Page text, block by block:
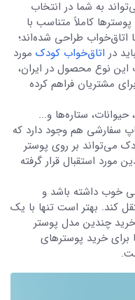
به شما در انتخاب
کاملاً متناسب با
طراحی شده‌اند؛
در اتاق‌خواب کودک مورد
این نوع محصول در ایران،
مشتریان فراهم کرده
ستاره‌ها و...
سفارشی هم وجود دارد که
می‌تواند بر روی پوستر
مورد استقبال قرار گرفته
خوب داشته باشد و
کند. بهتر است تنها با یک
خرید چندین مدل پوستر
برای خرید پوسترهای